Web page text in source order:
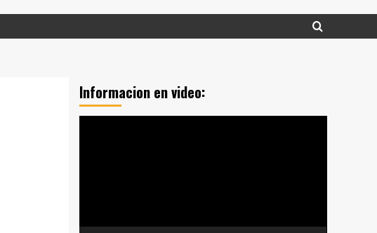
Informacion en video: